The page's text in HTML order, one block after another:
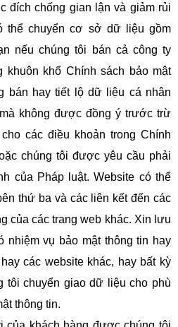
đích chống gian lận và giảm rủi
thể chuyển cơ sở dữ liệu gồm
nếu chúng tôi bán cả công ty
khuôn khổ Chính sách bảo mật
bán hay tiết lộ dữ liệu cá nhân
không được đồng ý trước trừ
các điều khoản trong Chính
chúng tôi được yêu cầu phải
của Pháp luật. Website có thể
thứ ba và các liên kết đến các
của các trang web khác. Xin lưu
nhiệm vụ bảo mật thông tin hay
các website khác, hay bất kỳ
tôi chuyển giao dữ liệu cho phù
thông tin.